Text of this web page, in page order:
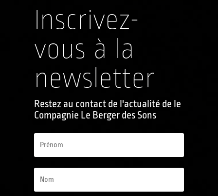
Inscrivez-
vous à la
newsletter
Restez au contact de l'actualité de le
Compagnie Le Berger des Sons